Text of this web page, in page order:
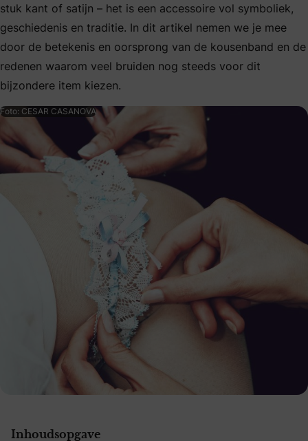
stuk kant of satijn – het is een accessoire vol symboliek,
geschiedenis en traditie. In dit artikel nemen we je mee
door de betekenis en oorsprong van de kousenband en de
redenen waarom veel bruiden nog steeds voor dit
bijzondere item kiezen.
Foto: CESAR CASANOVA
Inhoudsopgave